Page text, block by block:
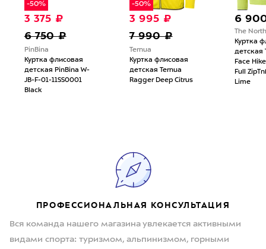
-50%
3 375 ₽
6 750 ₽
PinBina
Куртка флисовая
детская PinBina W-
JB-F-01-11SS0001
Black
-50%
3 995 ₽
7 990 ₽
Ternua
Куртка флисовая
детская Ternua
Ragger Deep Citrus
6
The
Куртка
детская
Face
Full
Lime
ПРОФЕССИОНАЛЬНАЯ КОНСУЛЬТАЦИЯ
Вся команда нашего магазина увлекается активными
видами спорта: туризмом, альпинизмом, горными